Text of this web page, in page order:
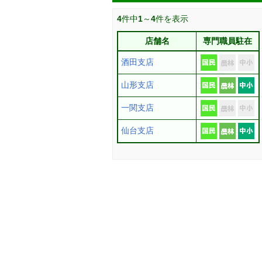
4件中1～4件を表示
店舗名 専門職員駐在
酒田支店
山形支店
一関支店
仙台支店